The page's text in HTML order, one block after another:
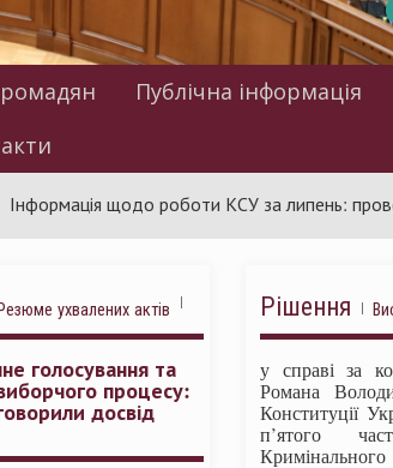
Публічна інформація
щодо роботи КСУ за липень: проведено
ухвалених актів
голосування та
процесу:
досвід
Рішення
у справі за
Романа
Конституції
п’ятого